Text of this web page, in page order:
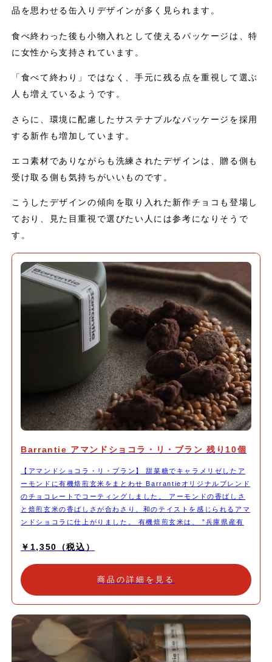
品を思わせる缶入りデザインが多く見られます。
食べ終わった後も小物入れとして使えるパッケージは、特
に女性から支持されています。
「食べて終わり」ではなく、手元に残る点を重視して選ぶ
人も増えているようです。
さらに、環境に配慮したサステナブルなパッケージを採用
する新作も増加しています。
エコ素材でありながらも洗練されたデザインは、贈る側も
受け取る側も気持ちがいいものです。
こうしたデザインの傾向を取り入れた新作チョコも登場し
ており、見た目重視で選びたい人には参考になりそうで
す。
Barrantie アマンドショコラ・リ・ブラン 残り10個
【アマンドショコラ・リ・ブラン】 甜菜糖でキャラメリゼしたア
ーモンドに有機焙煎玄米をまとわせ Barrantieオリジナルブレンド
のチョコレートでコーティングしました。 アーモンドの香ばしさ
と焙煎玄米の香ばしさが合わさり、和のテイストを感じられるアマ
ンドショコラに仕上がりました。 有機焙煎玄米は、 ”兵庫県産有
さんのものを使わせていただいております。
￥1,350（税込）
商品の詳細を見る